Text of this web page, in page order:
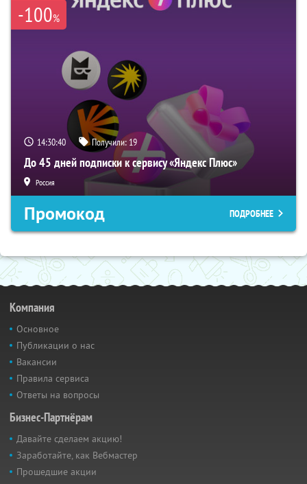
-100%
14:30:39 Получили: 19
До 45 дней подписки к сервису «Яндекс Плюс»
Россия
Промокод ПОДРОБНЕЕ
Компания
Основное
Публикации о нас
Вакансии
Правила сервиса
Ответы на вопросы
Бизнес-Партнёрам
Давайте сделаем акцию!
Заработайте, как Вебмастер
Прошедшие акции